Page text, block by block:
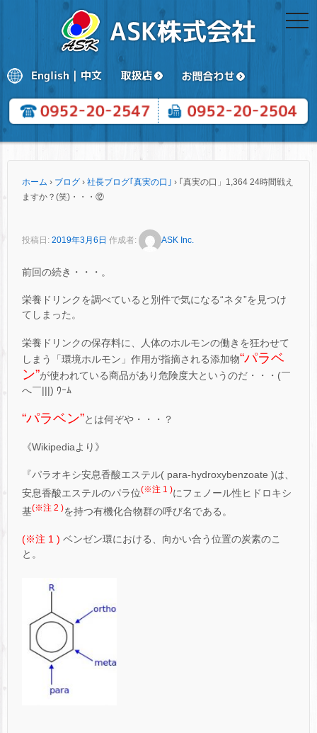
ホーム › ブログ › 社長ブログ｢真実の口｣ › ｢真実の口」1,364 24時間戦え
ますか？(笑)・・・⑫
投稿日: 2019年3月6日 作成者: ASK Inc.
前回の続き・・・。
栄養ドリンクを調べていると別件で気になる“ネタ”を見つけ
てしまった。
栄養ドリンクの保存料に、人体のホルモンの働きを狂わせて
しまう「環境ホルモン」作用が指摘される添加物“パラベ
ン”が使われている商品があり危険度大というのだ・・・(￣
へ￣|||) ｳｰﾑ
“パラベン”とは何ぞや・・・？
《Wikipediaより》
『パラオキシ安息香酸エステル( para-hydroxybenzoate )は、
安息香酸エステルのパラ位(※注 1 )にフェノール性ヒドロキシ
基(※注 2 )を持つ有機化合物群の呼び名である。
(※注 1 ) ベンゼン環における、向かい合う位置の炭素のこ
と。